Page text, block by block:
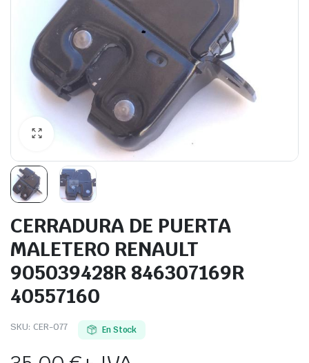
CERRADURA DE PUERTA
MALETERO RENAULT
905039428R 846307169R
40557160
SKU: CER-077 En Stock